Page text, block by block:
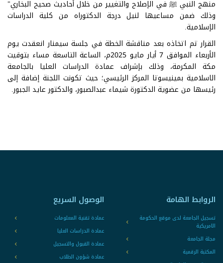
منهج النبي ﷺ في الإصلاح والتغيير من خلال أحاديث صحيح البخاري"
وذلك ضمن مساعيها لنيل درجة الدكتوراه من كلية الدراسات
الإسلامية.
القرار تم اتخاذه بعد مناقشة الخطة في جلسة سيمنار انعقدت يوم
الأربعاء الموافق 7 أيار مايو 2025م، الساعة التاسعة مساء بتوقيت
مكة المكرمة، وذلك بإشراف عمادة الدراسات العليا بالجامعة
الاسلامية بمينيسوتا المركز الرئيسي؛ حيث تكونت اللجنة إضافة إلى
رئيسها من عضوية الدكتورة شيماء عبدالصبور، والدكتور عايد الجبور.
الروابط الهامة
تسجيل الجامعة لدى موقع الحكومة
الامريكية
مجلة الجامعة
المكتبة الرقمية
الوصول السريع
عمادة تقنية المعلومات
عمادة الدراسات العليا
عمادة القبول والتسجيل
عمادة شؤون الطلاب